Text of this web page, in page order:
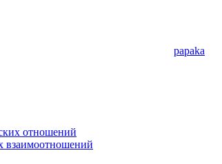
papaka
отношений
взаимоотношений